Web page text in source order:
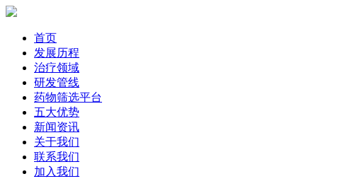
首页
发展历程
治疗领域
研发管线
药物筛选平台
五大优势
新闻资讯
关于我们
联系我们
加入我们